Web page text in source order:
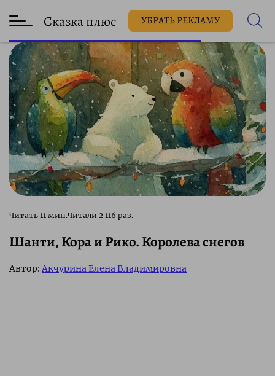
Сказка плюс УБРАТЬ РЕКЛАМУ
2 116 раз.
Шанти, Кора и Рико. Королева снегов
Автор: Акчурина Елена Владимировна